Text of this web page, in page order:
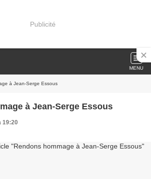
Publicité
MENU
à Jean-Serge Essous
à Jean-Serge Essous
19:20